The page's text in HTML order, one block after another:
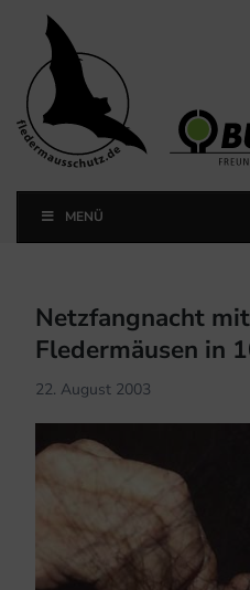
MENÜ
Netzfangnacht
Fledermäusen in
22. August 2003